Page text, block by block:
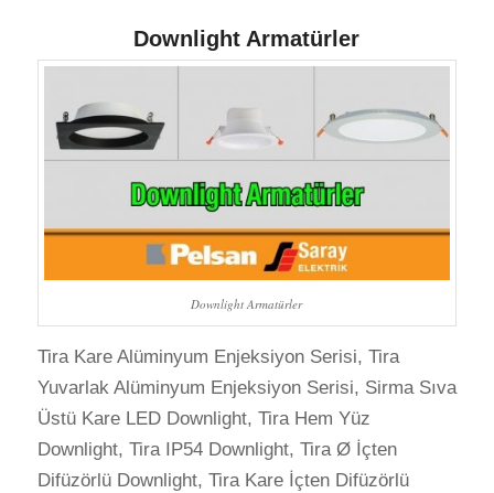
Downlight Armatürler
Downlight Armatürler
Tira Kare Alüminyum Enjeksiyon Serisi, Tira
Yuvarlak Alüminyum Enjeksiyon Serisi, Sirma Sıva
Üstü Kare LED Downlight, Tira Hem Yüz
Downlight, Tira IP54 Downlight, Tira Ø İçten
Difüzörlü Downlight, Tira Kare İçten Difüzörlü